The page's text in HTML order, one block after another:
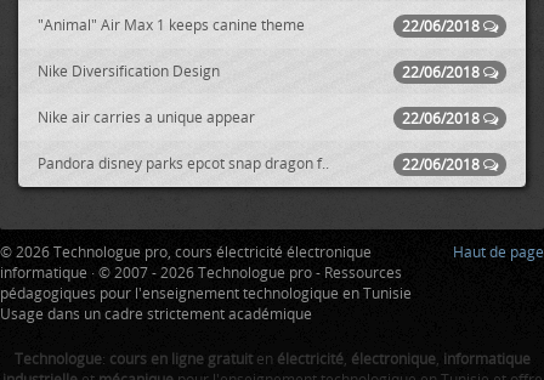
22/06/2018
"Animal" Air Max 1 keeps canine theme
22/06/2018
Nike Diversification Design
22/06/2018
Nike air carries a unique appear
22/06/2018
Pandora disney parks epcot snap dragon f..
Haut de page
© 2026 Technologue pro, cours électricité électronique
informatique · © 2007 - 2026 Technologue pro - Ressources
pédagogiques pour l'enseignement technologique en Tunisie
Usage dans un cadre strictement académique
Technologue: cours en ligne gratuiten électricité, électronique, informatique